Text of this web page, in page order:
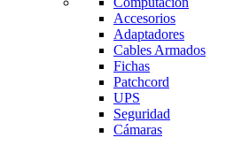
Accesorios
Adaptadores
Cables Armados
Fichas
Patchcord
UPS
Seguridad
Cámaras